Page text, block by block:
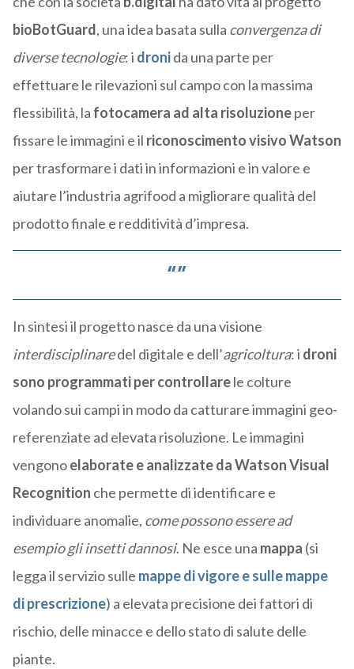
bioBotGuard, una idea basata sulla convergenza di
diverse tecnologie: i dronida una parte per
effettuare le rilevazioni sul campo con la massima
flessibilità, la fotocamera ad alta risoluzioneper
fissare le immagini e il riconoscimento visivo Watson
per trasformare i dati in informazioni e in valore e
aiutare l’industria agrifood a migliorare qualità del
prodotto finale e redditività d’impresa.
In sintesi il progetto nasce da una visione
interdisciplinaredel digitale e dell’agricoltura: i droni
sono programmati per controllarele colture
volando sui campi in modo da catturare immagini geo-
referenziate ad elevata risoluzione. Le immagini
vengonoelaborate e analizzate da Watson Visual
Recognition che permette di identificare e
individuare anomalie, come possono essere ad
esempio gli insetti dannosi. Ne esce una mappa (si
legga il servizio sulle mappe di vigore e sulle mappe
di prescrizione) a elevata precisione dei fattori di
rischio, delle minacce e dello stato di salute delle
piante.